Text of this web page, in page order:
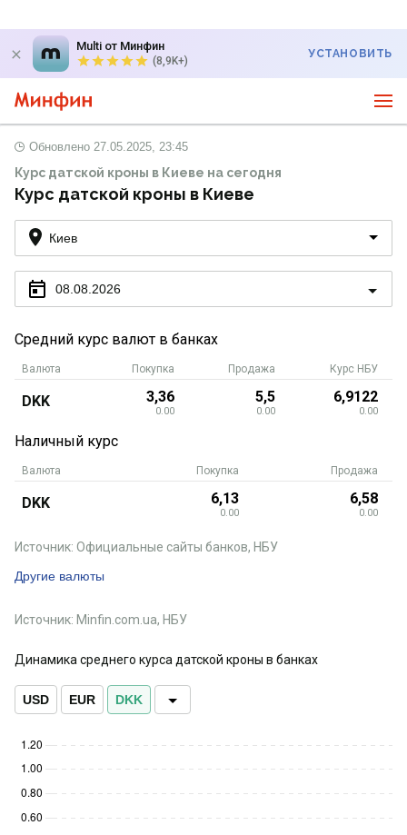
Multi от Минфин
(8,9K+)
УСТАНОВИТЬ
Обновлено 27.05.2025, 23:45
Курс датской кроны в Киеве на сегодня
Курс датской кроны в Киеве
Киев
08.08.2026
Средний курс валют в банках
Валюта Покупка Продажа Курс НБУ
DKK 3,36
0.00
5,5
0.00
6,9122
0.00
Наличный курс
Валюта Покупка Продажа
DKK 6,13
0.00
6,58
0.00
Другие валюты
Источник: Официальные сайты банков, НБУ
Источник: Minfin.com.ua, НБУ
Динамика среднего курса датской кроны в банках
USD EUR DKK